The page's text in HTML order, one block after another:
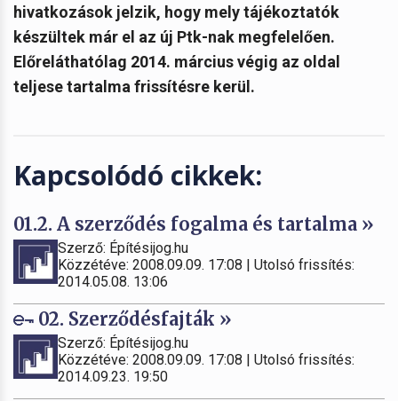
hivatkozások jelzik, hogy mely tájékoztatók
készültek már el az új Ptk-nak megfelelően.
Előreláthatólag 2014. március végig az oldal
teljese tartalma frissítésre kerül.
Kapcsolódó cikkek:
01.2. A szerződés fogalma és tartalma »
Szerző: Építésijog.hu
Közzétéve: 2008.09.09. 17:08 | Utolsó frissítés:
2014.05.08. 13:06
02. Szerződésfajták »
Szerző: Építésijog.hu
Közzétéve: 2008.09.09. 17:08 | Utolsó frissítés:
2014.09.23. 19:50